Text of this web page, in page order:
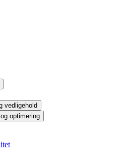
vedligehold
optimering